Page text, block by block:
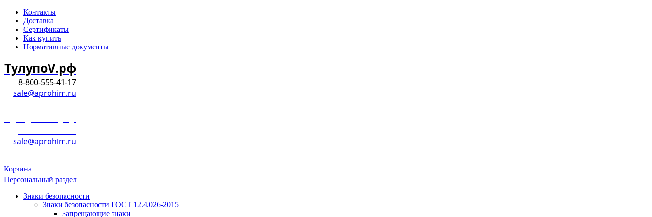
Контакты
Доставка
Сертификаты
Как купить
Нормативные документы
ТулупоV.рф
8-800-555-41-17
sale@aprohim.ru
sale@aprohim.ru
Корзина
Персональный раздел
Знаки безопасности
Знаки безопасности ГОСТ 12.4.026-2015
Запрещающие знаки